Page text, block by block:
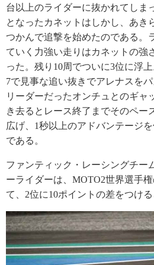
台以上のライダーに抜かれてしま
となったカネットはしかし、あき
つかんで追撃を始めたのである。
ていく力強い走りはカネットの強
った。残り10周でついに3位に浮
7で見事な追い抜きでアレナスを
リーダーだったオンチュとのギャ
き去るとレース終了までそのペー
広げ、1秒以上のアドバンテージ
である。
ファンティック・レーシングチー
ーライダーは、MOTO2世界選手
て、2位に10ポイントの差をつける